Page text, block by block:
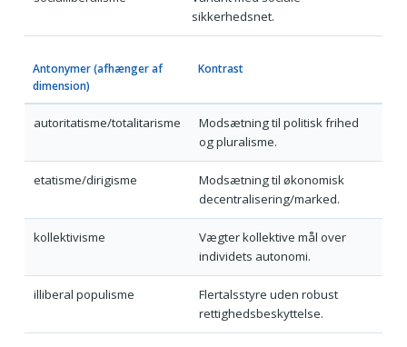
sikkerhedsnet.
Antonymer (afhænger af
dimension)
Kontrast
autoritatisme/totalitarisme
Modsætning til politisk frihed
og pluralisme.
etatisme/dirigisme
Modsætning til økonomisk
decentralisering/marked.
kollektivisme
Vægter kollektive mål over
individets autonomi.
illiberal populisme
Flertalsstyre uden robust
rettighedsbeskyttelse.